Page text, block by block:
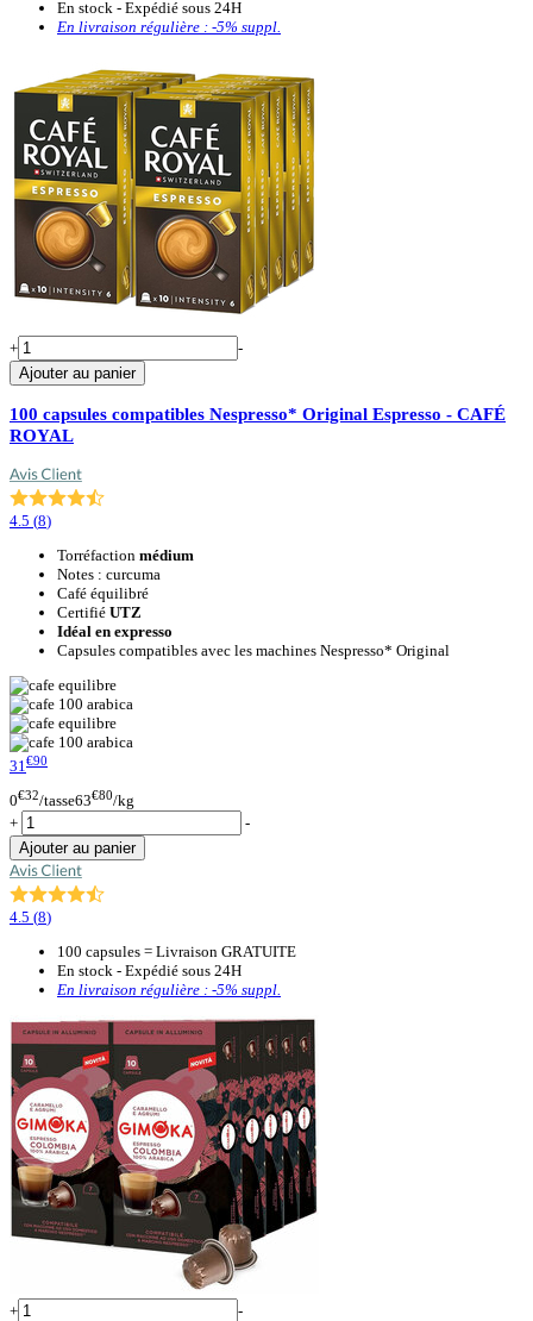
En stock - Expédié sous 24H
En livraison régulière : -5% suppl.
+
-
Ajouter au panier
100 capsules compatibles Nespresso* Original Espresso - CAFÉ
ROYAL
4.5 (8)
Torréfaction médium
Notes : curcuma
Café équilibré
Certifié UTZ
Idéal en expresso
Capsules compatibles avec les machines Nespresso* Original
31 €90
0€32/tasse63€80/kg
+
-
Ajouter au panier
4.5 (8)
100 capsules = Livraison GRATUITE
En stock - Expédié sous 24H
En livraison régulière : -5% suppl.
+
-